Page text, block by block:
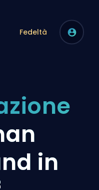
Fedeltà
in